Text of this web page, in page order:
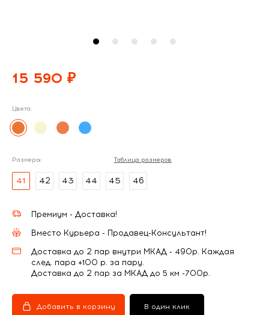
15 590 ₽
Цвета:
Размеры: Таблица размеров
41 42 43 44 45 46
Премиум - Доставка!
Вместо Курьера - Продавец-Консультант!
Доставка до 2 пар внутри МКАД - 490р. Каждая
след. пара +100 р. за пару.
Доставка до 2 пар за МКАД до 5 км -700р.
Добавить в корзину В один клик